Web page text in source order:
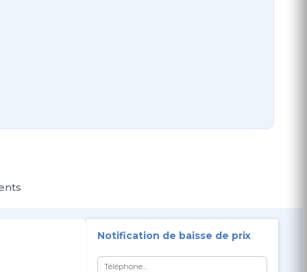
Notification de baisse de prix